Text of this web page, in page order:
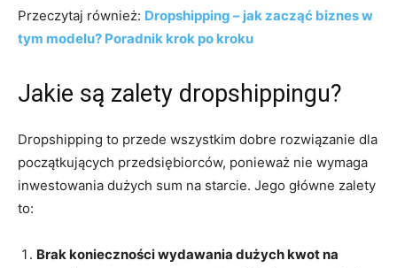
Przeczytaj również: Dropshipping – jak zacząć biznes w
tym modelu? Poradnik krok po kroku
Jakie są zalety dropshippingu?
Dropshipping to przede wszystkim dobre rozwiązanie dla
początkujących przedsiębiorców, ponieważ nie wymaga
inwestowania dużych sum na starcie. Jego główne zalety
to:
Brak konieczności wydawania dużych kwot na